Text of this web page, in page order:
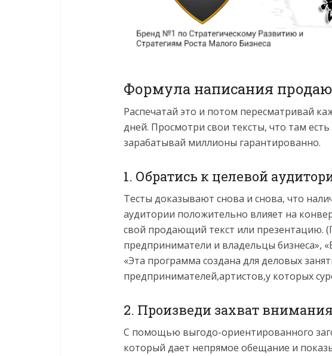
Формула написания
Распечатай это и потом пересматривай
дней. Просмотри свои тексты, что там есть
зарабатывай миллионы гарантированно.
1. Обратись к целевой
Тесты доказывают снова и снова, что
аудитории положительно влияет на
свой продающий текст или презентацию.
предприниматели и владельцы бизнеса»,
«Эта программа создана для деловых
предпринимателей,артистов,у которых
2. Произведи захват внимания
С помощью выгодо-ориентированного
который дает непрямое обещание и